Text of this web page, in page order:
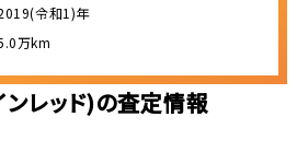
令和1)年
万km
レッド)の査定情報